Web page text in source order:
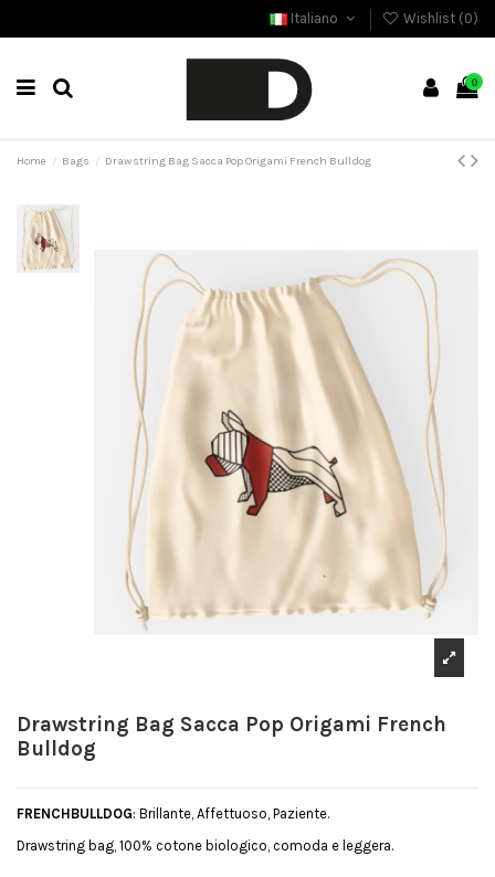
Italiano Wishlist (0)
0
Home Bags Drawstring Bag Sacca Pop Origami French Bulldog
Drawstring Bag Sacca Pop Origami French
Bulldog
FRENCHBULLDOG: Brillante, Affettuoso, Paziente.
Drawstring bag, 100% cotone biologico, comoda e leggera.